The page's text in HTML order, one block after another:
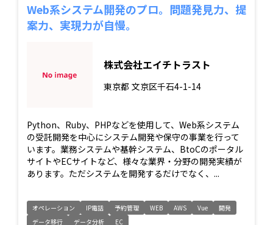
Web系システム開発のプロ。問題発見力、提
案力、実現力が自慢。
株式会社エイチトラスト
東京都 文京区千石4-1-14
Python、Ruby、PHPなどを使用して、Web系システム
の受託開発を中心にシステム開発や保守の事業を行って
います。業務システムや基幹システム、BtoCのポータル
サイトやECサイトなど、様々な業界・分野の開発実績が
あります。ただシステムを開発するだけでなく、...
オペレーション IP電話 予約管理 WEB AWS Vue
開発
データ移行
データ分析 EC